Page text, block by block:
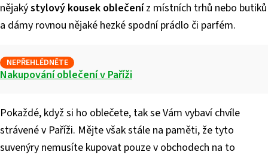
nějakýstylový kousek oblečeníz místních trhů nebo butiků
a dámy rovnou nějaké hezké spodní prádlo či parfém.
NEPŘEHLÉDNĚTE
Nakupování oblečení v Paříži
Pokaždé, když si ho oblečete, tak se Vám vybaví chvíle
strávené v Paříži. Mějte však stále na paměti, že tyto
suvenýry nemusíte kupovat pouze v obchodech na to